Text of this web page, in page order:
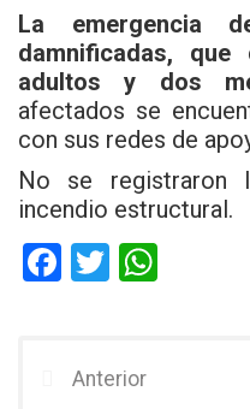
La emergencia
damnificadas, que
adultos y dos
afectados se
con sus redes de
No se registraron
incendio estructural.
F
b
T
er
Anterior